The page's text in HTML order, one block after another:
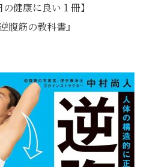
の健康に良い１冊】
逆腹筋の教科書』